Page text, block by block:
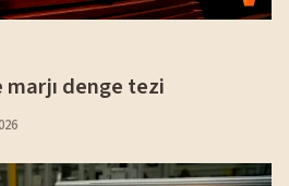
denge tezi